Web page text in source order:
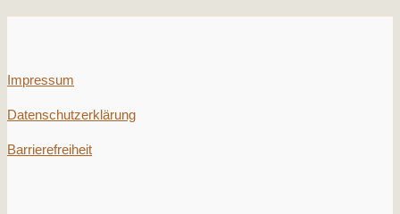
Impressum
Datenschutzerklärung
Barrierefreiheit